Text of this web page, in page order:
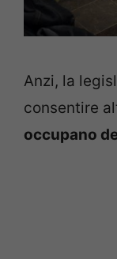
Anzi, la
consentire
occupano